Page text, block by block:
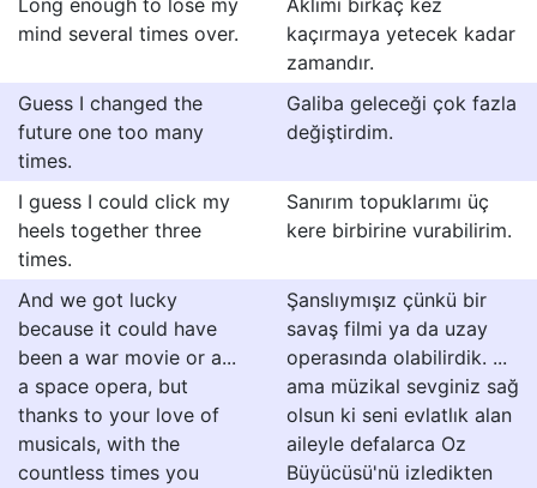
Long enough to lose my
mind several times over.
Aklımı birkaç kez
kaçırmaya yetecek kadar
zamandır.
Guess I changed the
future one too many
times.
Galiba geleceği çok fazla
değiştirdim.
I guess I could click my
heels together three
times.
Sanırım topuklarımı üç
kere birbirine vurabilirim.
And we got lucky
because it could have
been a war movie or a...
a space opera, but
thanks to your love of
musicals, with the
countless times you
Şanslıymışız çünkü bir
savaş filmi ya da uzay
operasında olabilirdik. ...
ama müzikal sevginiz sağ
olsun ki seni evlatlık alan
aileyle defalarca Oz
Büyücüsü'nü izledikten